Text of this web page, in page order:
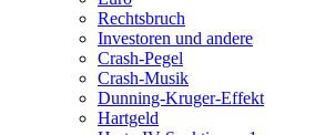
Rechtsbruch
Investoren und andere
Crash-Pegel
Crash-Musik
Dunning-Kruger-Effekt
Hartgeld